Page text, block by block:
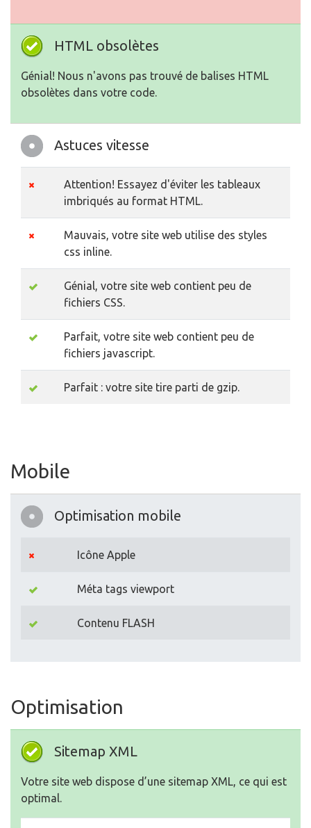
HTML obsolètes
Génial! Nous n'avons pas trouvé de balises HTML
obsolètes dans votre code.
Astuces vitesse
Attention! Essayez d'éviter les tableaux
imbriqués au format HTML.
Mauvais, votre site web utilise des styles
css inline.
Génial, votre site web contient peu de
fichiers CSS.
Parfait, votre site web contient peu de
fichiers javascript.
Parfait : votre site tire parti de gzip.
Mobile
Optimisation mobile
Icône Apple
Méta tags viewport
Contenu FLASH
Optimisation
Sitemap XML
Votre site web dispose d’une sitemap XML, ce qui est
optimal.